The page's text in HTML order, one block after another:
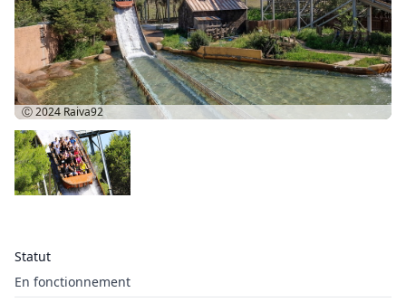
Statut
En fonctionnement
Ⓒ 2024 Raiva92